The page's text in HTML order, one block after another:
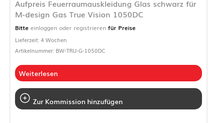
Aufpreis Feuerraumauskleidung Glas schwarz für
M-design Gas True Vision 1050DC
Bitte einloggen oder registrieren für Preise
Lieferzeit: 4 Wochen
Artikelnummer: BW-TRU-G-1050DC
Weiterlesen
Zur Kommission hinzufügen